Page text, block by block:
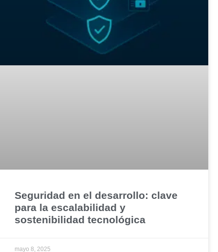
Seguridad en el desarrollo: clave
para la escalabilidad y
sostenibilidad tecnológica
mayo 8, 2025